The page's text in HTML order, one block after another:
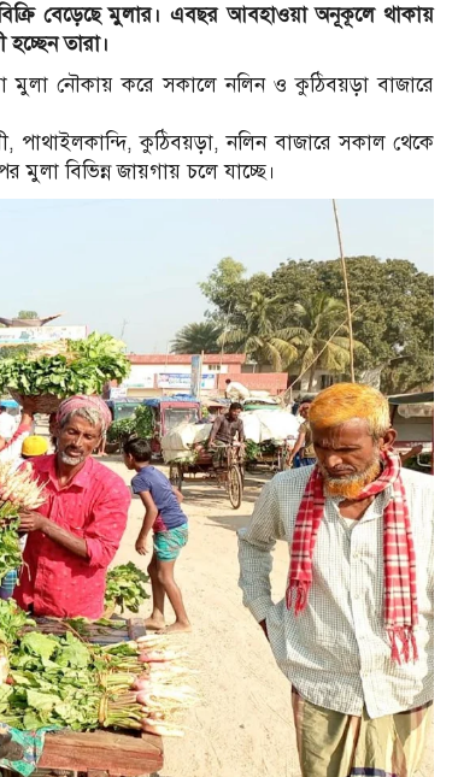
বেড়েছে মুলার। এবছর আবহাওয়া অনূকূলে থাকায়
তারা।
মুলা নৌকায় করে সকালে নলিন ও কুঠিবয়ড়া বাজারে
পাথাইলকান্দি, কুঠিবয়ড়া, নলিন বাজারে সকাল থেকে
মুলা বিভিন্ন জায়গায় চলে যাচ্ছে।